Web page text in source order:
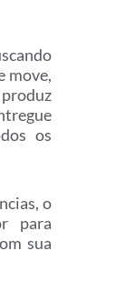
move,
os
o
para
sua